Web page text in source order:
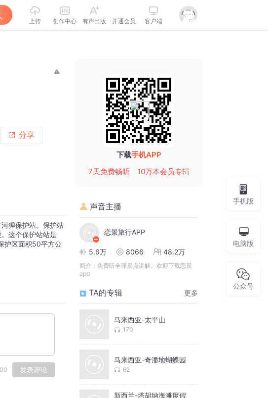
上传 创作中心 有声出版 开通会员 客户端
分享
狸保护站。保护站
这个保护站站是
护区面积50平方公
发表评论
下载手机APP
7天免费畅听
10万本会员专辑
声音主播
恋景旅行APP
5.6万 8066 48.2万
简介： 免费听全球景点讲解。欢迎下载恋景
app
TA的专辑 更多
马来西亚-太平山
170
马来西亚-奇潘地蝴蝶园
62
新西兰-塔胡纳海滩度假
手机版
电脑版
公众号